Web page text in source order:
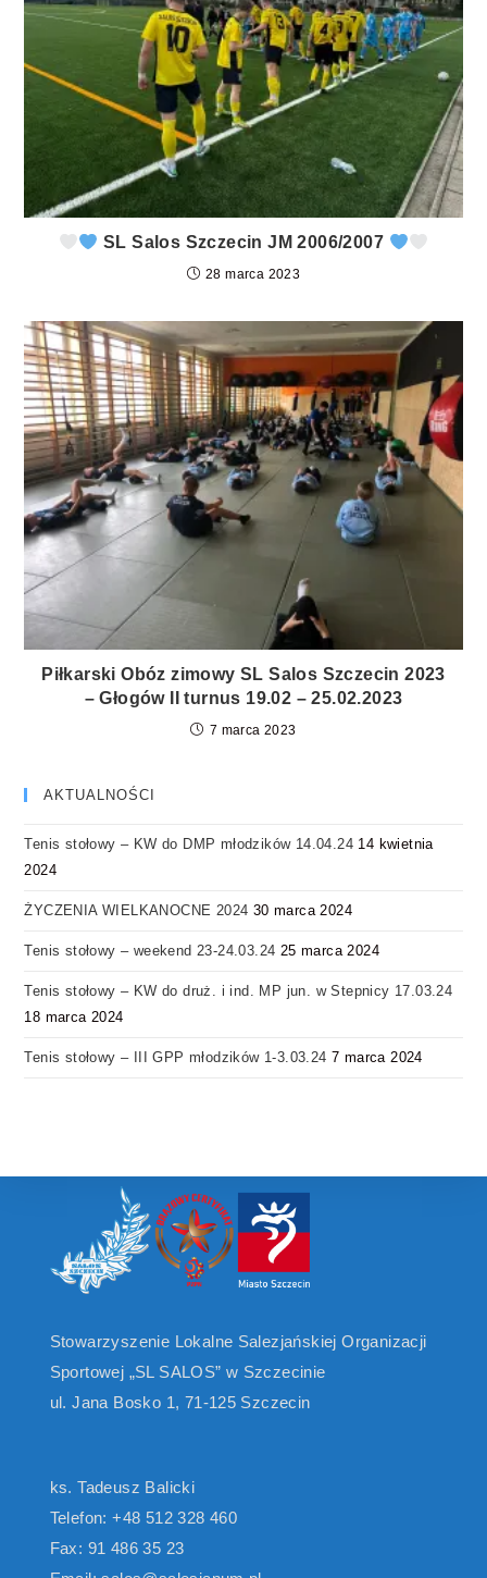
SL Salos Szczecin JM 2006/2007
28 marca 2023
Piłkarski Obóz zimowy SL Salos Szczecin 2023
– Głogów II turnus 19.02 – 25.02.2023
7 marca 2023
AKTUALNOŚCI
Tenis stołowy – KW do DMP młodzików 14.04.24 14 kwietnia
2024
ŻYCZENIA WIELKANOCNE 2024 30 marca 2024
Tenis stołowy – weekend 23-24.03.24 25 marca 2024
Tenis stołowy – KW do druż. i ind. MP jun. w Stepnicy 17.03.24
18 marca 2024
Tenis stołowy – III GPP młodzików 1-3.03.24 7 marca 2024
Stowarzyszenie Lokalne Salezjańskiej Organizacji
Sportowej „SL SALOS” w Szczecinie
ul. Jana Bosko 1, 71-125 Szczecin
ks. Tadeusz Balicki
Telefon: +48 512 328 460
Fax: 91 486 35 23